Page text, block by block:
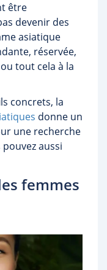
être
devenir des
asiatique
réservée,
tout cela à la
concrets, la
donne un
une recherche
aussi
femmes